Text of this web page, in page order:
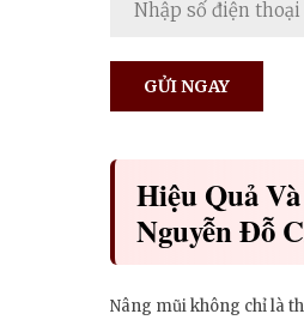
Hiệu Quả
Nguyễn Đỗ
Nâng mũi không chỉ là